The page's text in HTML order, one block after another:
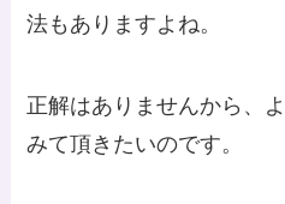
法もありますよね。
正解はありませんから、
みて頂きたいのです。